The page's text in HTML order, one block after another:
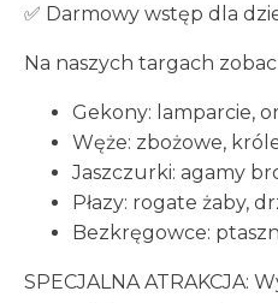
✅ Darmowy wstęp dla
Na naszych targach
Gekony: lamparcie,
Węże: zbożowe,
Jaszczurki: agamy
Płazy: rogate żaby,
Bezkręgowce:
SPECJALNA ATRAKCJA: